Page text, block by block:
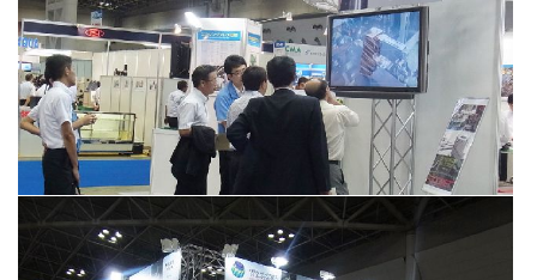
MF-Tokyo2013出展の様子
（2013年8月）